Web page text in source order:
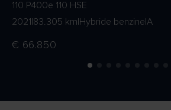
110 P400e 110 HSE
2021 83.305 km Hybride benzine A
€ 66.850